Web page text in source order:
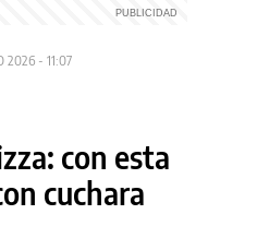
2026 - 11:07
con esta
cuchara